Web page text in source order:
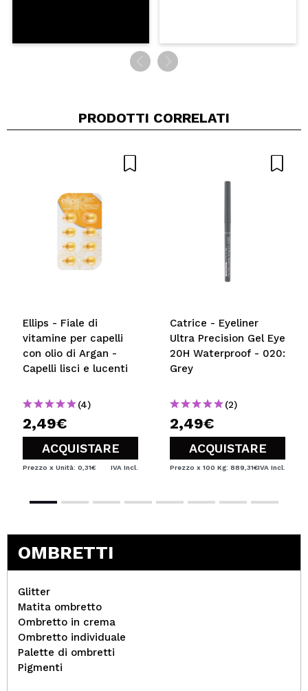
PRODOTTI CORRELATI
Ellips - Fiale di
vitamine per capelli
con olio di Argan -
Capelli lisci e lucenti
(4)
2,49€
ACQUISTARE
Prezzo x Unità: 0,31€ IVA Incl.
Catrice - Eyeliner
Ultra Precision Gel Eye
20H Waterproof - 020:
Grey
(2)
2,49€
ACQUISTARE
Prezzo x 100 Kg: 889,31€IVA Incl.
OMBRETTI
Glitter
Matita ombretto
Ombretto in crema
Ombretto individuale
Palette di ombretti
Pigmenti